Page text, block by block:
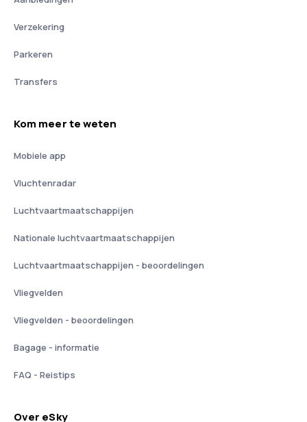
Verzekering
Parkeren
Transfers
Kom meer te weten
Mobiele app
Vluchtenradar
Luchtvaartmaatschappijen
Nationale luchtvaartmaatschappijen
Luchtvaartmaatschappijen - beoordelingen
Vliegvelden
Vliegvelden - beoordelingen
Bagage - informatie
FAQ - Reistips
Over eSky